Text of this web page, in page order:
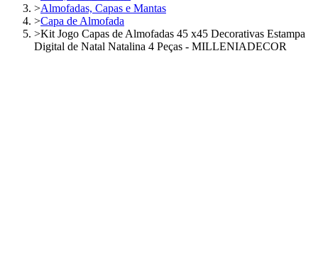
>Almofadas, Capas e Mantas
>Capa de Almofada
>Kit Jogo Capas de Almofadas 45 x45 Decorativas Estampa
Digital de Natal Natalina 4 Peças - MILLENIADECOR